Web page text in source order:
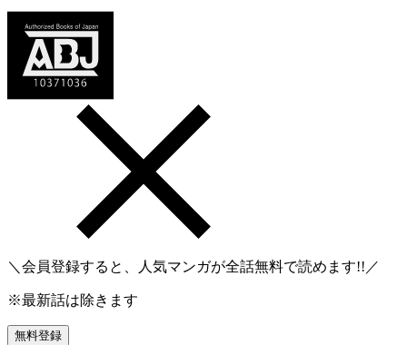
＼会員登録すると、人気マンガが全話無料で読めます!!／
※最新話は除きます
無料登録